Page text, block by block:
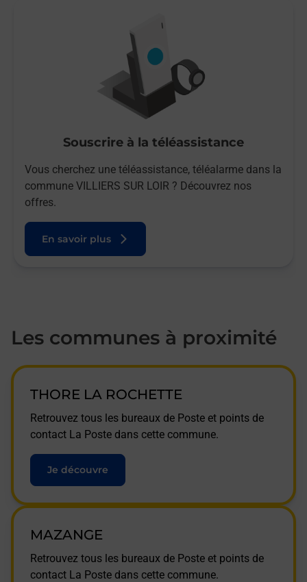
Souscrire à la téléassistance
Vous cherchez une téléassistance, téléalarme dans la
commune VILLIERS SUR LOIR ? Découvrez nos
offres.
En savoir plus
Les communes à proximité
THORE LA ROCHETTE
Retrouvez tous les bureaux de Poste et points de
contact La Poste dans cette commune.
Je découvre
MAZANGE
Retrouvez tous les bureaux de Poste et points de
contact La Poste dans cette commune.